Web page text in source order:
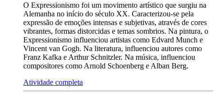
O Expressionismo foi um movimento artístico que surgiu na
Alemanha no início do século XX. Caracterizou-se pela
expressão de emoções intensas e subjetivas, através de cores
vibrantes, formas distorcidas e temas sombrios. Na pintura, o
Expressionismo influenciou artistas como Edvard Munch e
Vincent van Gogh. Na literatura, influenciou autores como
Franz Kafka e Arthur Schnitzler. Na música, influenciou
compositores como Arnold Schoenberg e Alban Berg.
Atividade completa